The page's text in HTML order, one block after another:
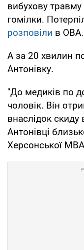
вибухову
гомілки.
розповіли в ОВА.
А за 20 хвилин
Антонівку.
"До медиків по
чоловік. Він
внаслідок
Антонівці
Херсонської